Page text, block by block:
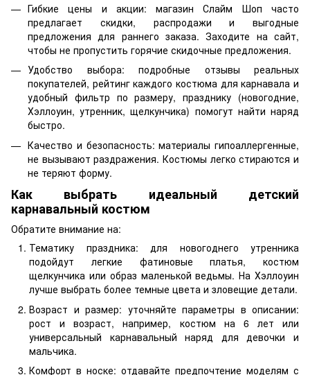
Гибкие цены и акции: магазин Слайм Шоп часто
предлагает скидки, распродажи и выгодные
предложения для раннего заказа. Заходите на сайт,
чтобы не пропустить горячие скидочные предложения.
Удобство выбора: подробные отзывы реальных
покупателей, рейтинг каждого костюма для карнавала и
удобный фильтр по размеру, празднику (новогодние,
Хэллоуин, утренник, щелкунчика) помогут найти наряд
быстро.
Качество и безопасность: материалы гипоаллергенные,
не вызывают раздражения. Костюмы легко стираются и
не теряют форму.
Как выбрать идеальный детский
карнавальный костюм
Обратите внимание на:
Тематику праздника: для новогоднего утренника
подойдут легкие фатиновые платья, костюм
щелкунчика или образ маленькой ведьмы. На Хэллоуин
лучше выбрать более темные цвета и зловещие детали.
Возраст и размер: уточняйте параметры в описании:
рост и возраст, например, костюм на 6 лет или
универсальный карнавальный наряд для девочки и
мальчика.
Комфорт в носке: отдавайте предпочтение моделям с